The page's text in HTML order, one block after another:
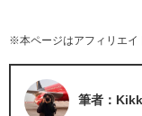
※本ページはアフィリエイ
筆者：